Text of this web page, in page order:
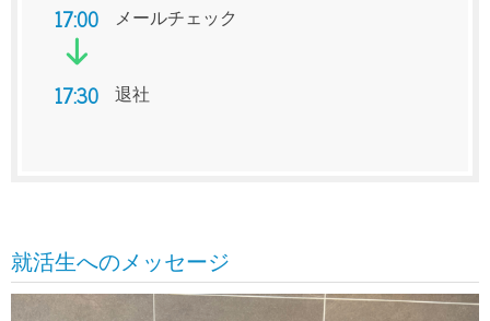
17:00 メールチェック
17:30 退社
就活生へのメッセージ